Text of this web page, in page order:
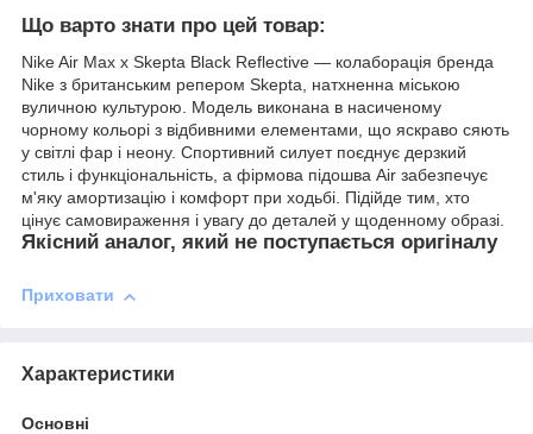
Що варто знати про цей товар:
Nike Air Max x Skepta Black Reflective — колаборація бренда
Nike з британським репером Skepta, натхненна міською
вуличною культурою. Модель виконана в насиченому
чорному кольорі з відбивними елементами, що яскраво сяють
у світлі фар і неону. Спортивний силует поєднує дерзкий
стиль і функціональність, а фірмова підошва Air забезпечує
м'яку амортизацію і комфорт при ходьбі. Підійде тим, хто
цінує самовираження і увагу до деталей у щоденному образі.
Якісний аналог, який не поступається оригіналу
Приховати
Характеристики
Основні